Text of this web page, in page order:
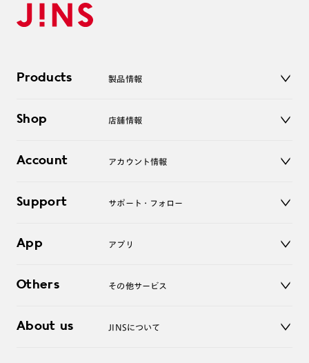
Products 製品情報
サングラス
コンタクトレンズ
アクセサリー
Shop 店舗情報
オンラインショップ
Account アカウント情報
ログアウト
Support サポート・フォロー
よくあるご質問
お問い合わせ
App アプリ
Others その他サービス
レンズ交換
About us JINSについて